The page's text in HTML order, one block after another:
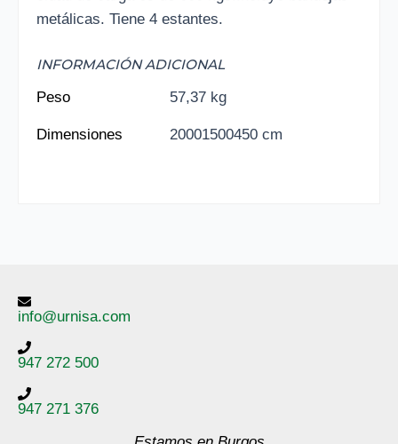
metálicas. Tiene 4 estantes.
INFORMACIÓN ADICIONAL
Peso
57,37 kg
Dimensiones 20001500450 cm
info@urnisa.com
947 272 500
947 271 376